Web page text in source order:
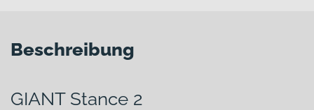
Beschreibung
GIANT Stance 2